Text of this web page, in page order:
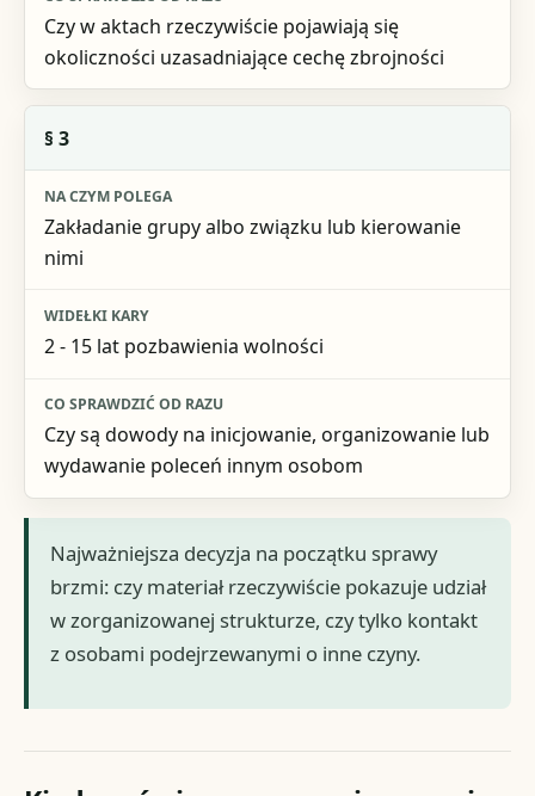
Czy w aktach rzeczywiście pojawiają się
okoliczności uzasadniające cechę zbrojności
§ 3
Zakładanie grupy albo związku lub kierowanie
nimi
2 - 15 lat pozbawienia wolności
Czy są dowody na inicjowanie, organizowanie lub
wydawanie poleceń innym osobom
Najważniejsza decyzja na początku sprawy
brzmi: czy materiał rzeczywiście pokazuje udział
w zorganizowanej strukturze, czy tylko kontakt
z osobami podejrzewanymi o inne czyny.